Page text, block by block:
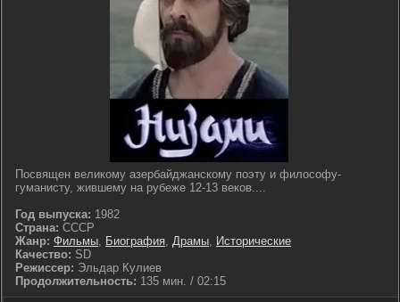
Посвящен великому азербайджанскому поэту и философу-
гуманисту, жившему на рубеже 12-13 веков....
Год выпуска: 1982
Страна: СССР
Жанр: Фильмы, Биография, Драмы, Исторические
Качество: SD
Режиссер: Эльдар Кулиев
Продолжительность: 135 мин. / 02:15